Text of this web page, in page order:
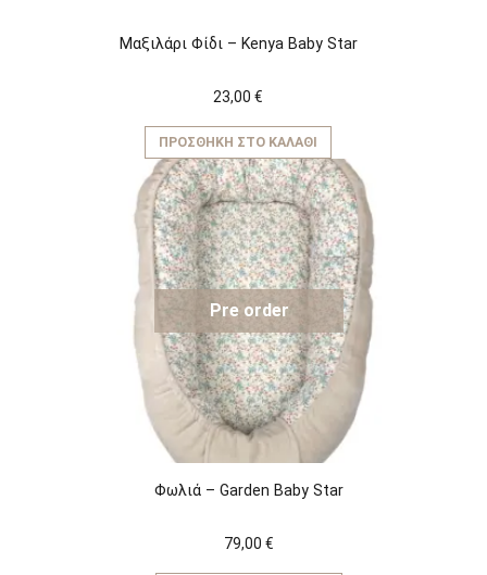
Μαξιλάρι Φίδι – Kenya Baby Star
23,00 €
ΠΡΟΣΘΉΚΗ ΣΤΟ ΚΑΛΆΘΙ
Pre order
Φωλιά – Garden Baby Star
79,00 €